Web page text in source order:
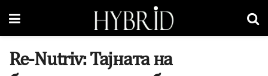
Re-Nutriv: Тајната на